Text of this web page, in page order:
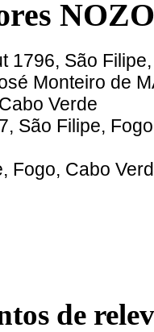
1796, São
Monteiro de
Verde
São Filipe,
Fogo, Cabo
de